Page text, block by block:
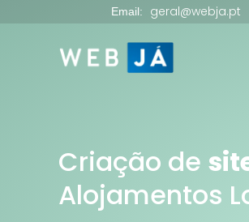
Email: geral@webja.pt
Criação de
Alojamentos